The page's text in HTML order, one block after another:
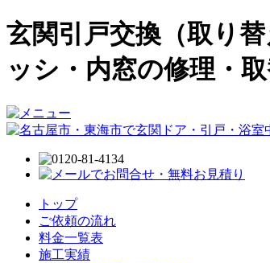
玄関引戸交換（取り
ッシ・内窓の修理・
トップ
ご依頼の流れ
料金一覧表
施工実績